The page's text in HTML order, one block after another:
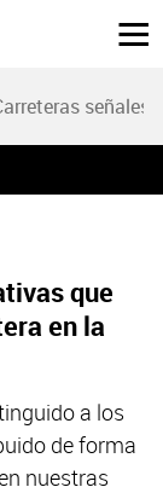
señales
que
en la
a los
de forma
nuestras